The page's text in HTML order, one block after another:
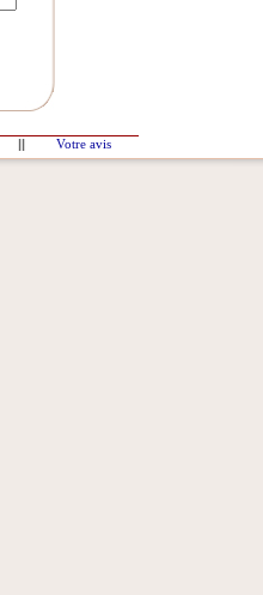
|| Votre avis